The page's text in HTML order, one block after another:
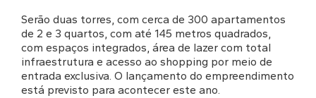
Serão duas torres, com cerca de 300 apartamentos
de 2 e 3 quartos, com até 145 metros quadrados,
com espaços integrados, área de lazer com total
infraestrutura e acesso ao shopping por meio de
entrada exclusiva. O lançamento do empreendimento
está previsto para acontecer este ano.